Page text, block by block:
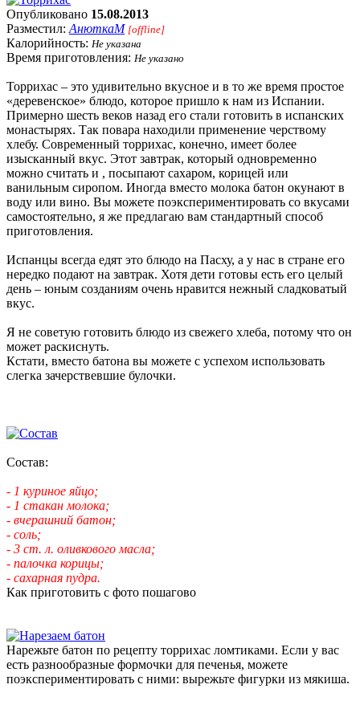
Опубликовано 15.08.2013
Разместил: АнюткаM [offline]
Калорийность: Не указана
Время приготовления: Не указано
Торрихас – это удивительно вкусное и в то же время простое
«деревенское» блюдо, которое пришло к нам из Испании.
Примерно шесть веков назад его стали готовить в испанских
монастырях. Так повара находили применение черствому
хлебу. Современный торрихас, конечно, имеет более
изысканный вкус. Этот завтрак, который одновременно
можно считать и , посыпают сахаром, корицей или
ванильным сиропом. Иногда вместо молока батон окунают в
воду или вино. Вы можете поэкспериментировать со вкусами
самостоятельно, я же предлагаю вам стандартный способ
приготовления.
Испанцы всегда едят это блюдо на Пасху, а у нас в стране его
нередко подают на завтрак. Хотя дети готовы есть его целый
день – юным созданиям очень нравится нежный сладковатый
вкус.
Я не советую готовить блюдо из свежего хлеба, потому что он
может раскиснуть.
Кстати, вместо батона вы можете с успехом использовать
слегка зачерствевшие булочки.
Состав:
- 1 куриное яйцо;
- 1 стакан молока;
- вчерашний батон;
- соль;
- 3 ст. л. оливкового масла;
- палочка корицы;
- сахарная пудра.
Как приготовить с фото пошагово
Нарежьте батон по рецепту торрихас ломтиками. Если у вас
есть разнообразные формочки для печенья, можете
поэкспериментировать с ними: вырежьте фигурки из мякиша.